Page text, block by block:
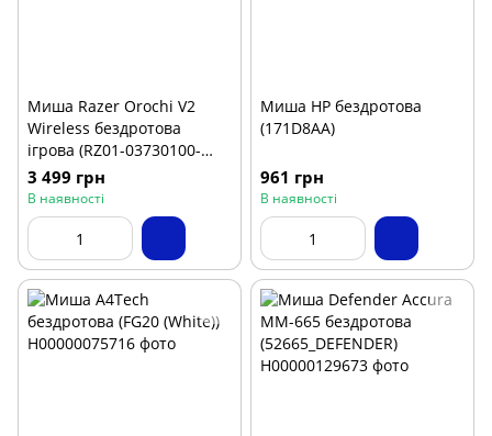
Миша Razer Orochi V2
Wireless бездротова
ігрова (RZ01-03730100-
R3G1)
3 499 грн
В наявності
Миша HP бездротова
(171D8AA)
961 грн
В наявності